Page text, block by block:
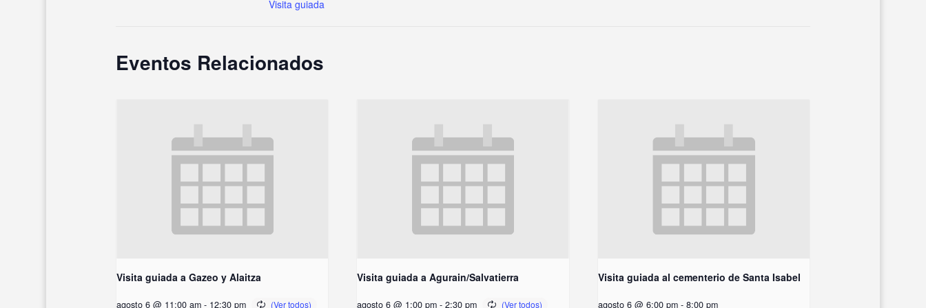
Visita guiada
Eventos Relacionados
Visita guiada a Gazeo y Alaitza
agosto 6 @ 11:00 am - 12:30 pm
Visita guiada a Agurain/Salvatierra
agosto 6 @ 1:00 pm - 2:30 pm
Visita guiada al cementerio de Santa Isabel
agosto 6 @ 6:00 pm - 8:00 pm